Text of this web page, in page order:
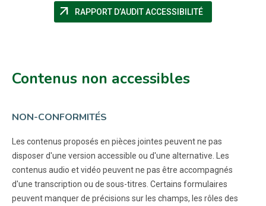
arrow_outward RAPPORT D’AUDIT ACCESSIBILITÉ(NOUVELLE
Contenus non accessibles
NON-CONFORMITÉS
Les contenus proposés en pièces jointes peuvent ne pas
disposer d'une version accessible ou d'une alternative. Les
contenus audio et vidéo peuvent ne pas être accompagnés
d'une transcription ou de sous-titres. Certains formulaires
peuvent manquer de précisions sur les champs, les rôles des